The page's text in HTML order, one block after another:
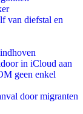
van diefstal en
in iCloud aan
geen enkel
door migranten